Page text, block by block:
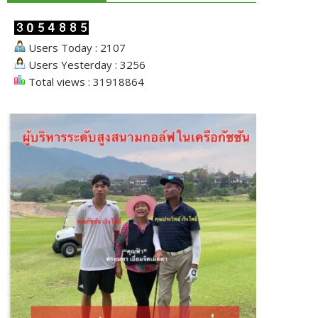
Users Today : 2107
Users Yesterday : 3256
Total views : 31918864